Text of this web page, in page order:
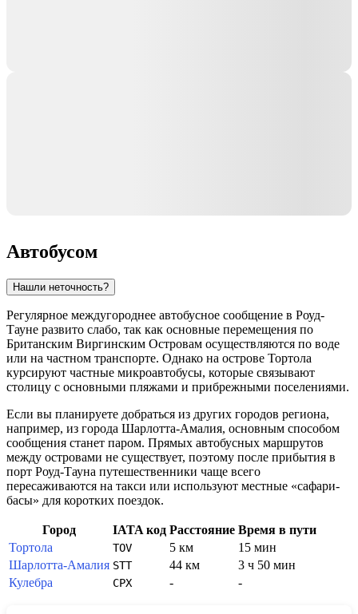
Автобусом
Нашли неточность?
Регулярное междугороднее автобусное сообщение в Роуд-
Тауне развито слабо, так как основные перемещения по
Британским Виргинским Островам осуществляются по воде
или на частном транспорте. Однако на острове Тортола
курсируют частные микроавтобусы, которые связывают
столицу с основными пляжами и прибрежными поселениями.
Если вы планируете добраться из других городов региона,
например, из города Шарлотта-Амалия, основным способом
сообщения станет паром. Прямых автобусных маршрутов
между островами не существует, поэтому после прибытия в
порт Роуд-Тауна путешественники чаще всего
пересаживаются на такси или используют местные «сафари-
басы» для коротких поездок.
Город IATA код Расстояние Время в пути
Тортола
TOV 5 км
15 мин
Шарлотта-Амалия STT 44 км
3 ч 50 мин
Кулебра
CPX - -